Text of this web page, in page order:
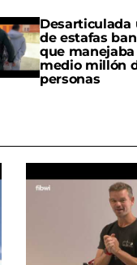
Desarticulada
de estafas
que
medio millón
personas